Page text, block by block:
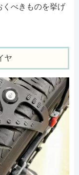
くべきものを挙げ
ヤ